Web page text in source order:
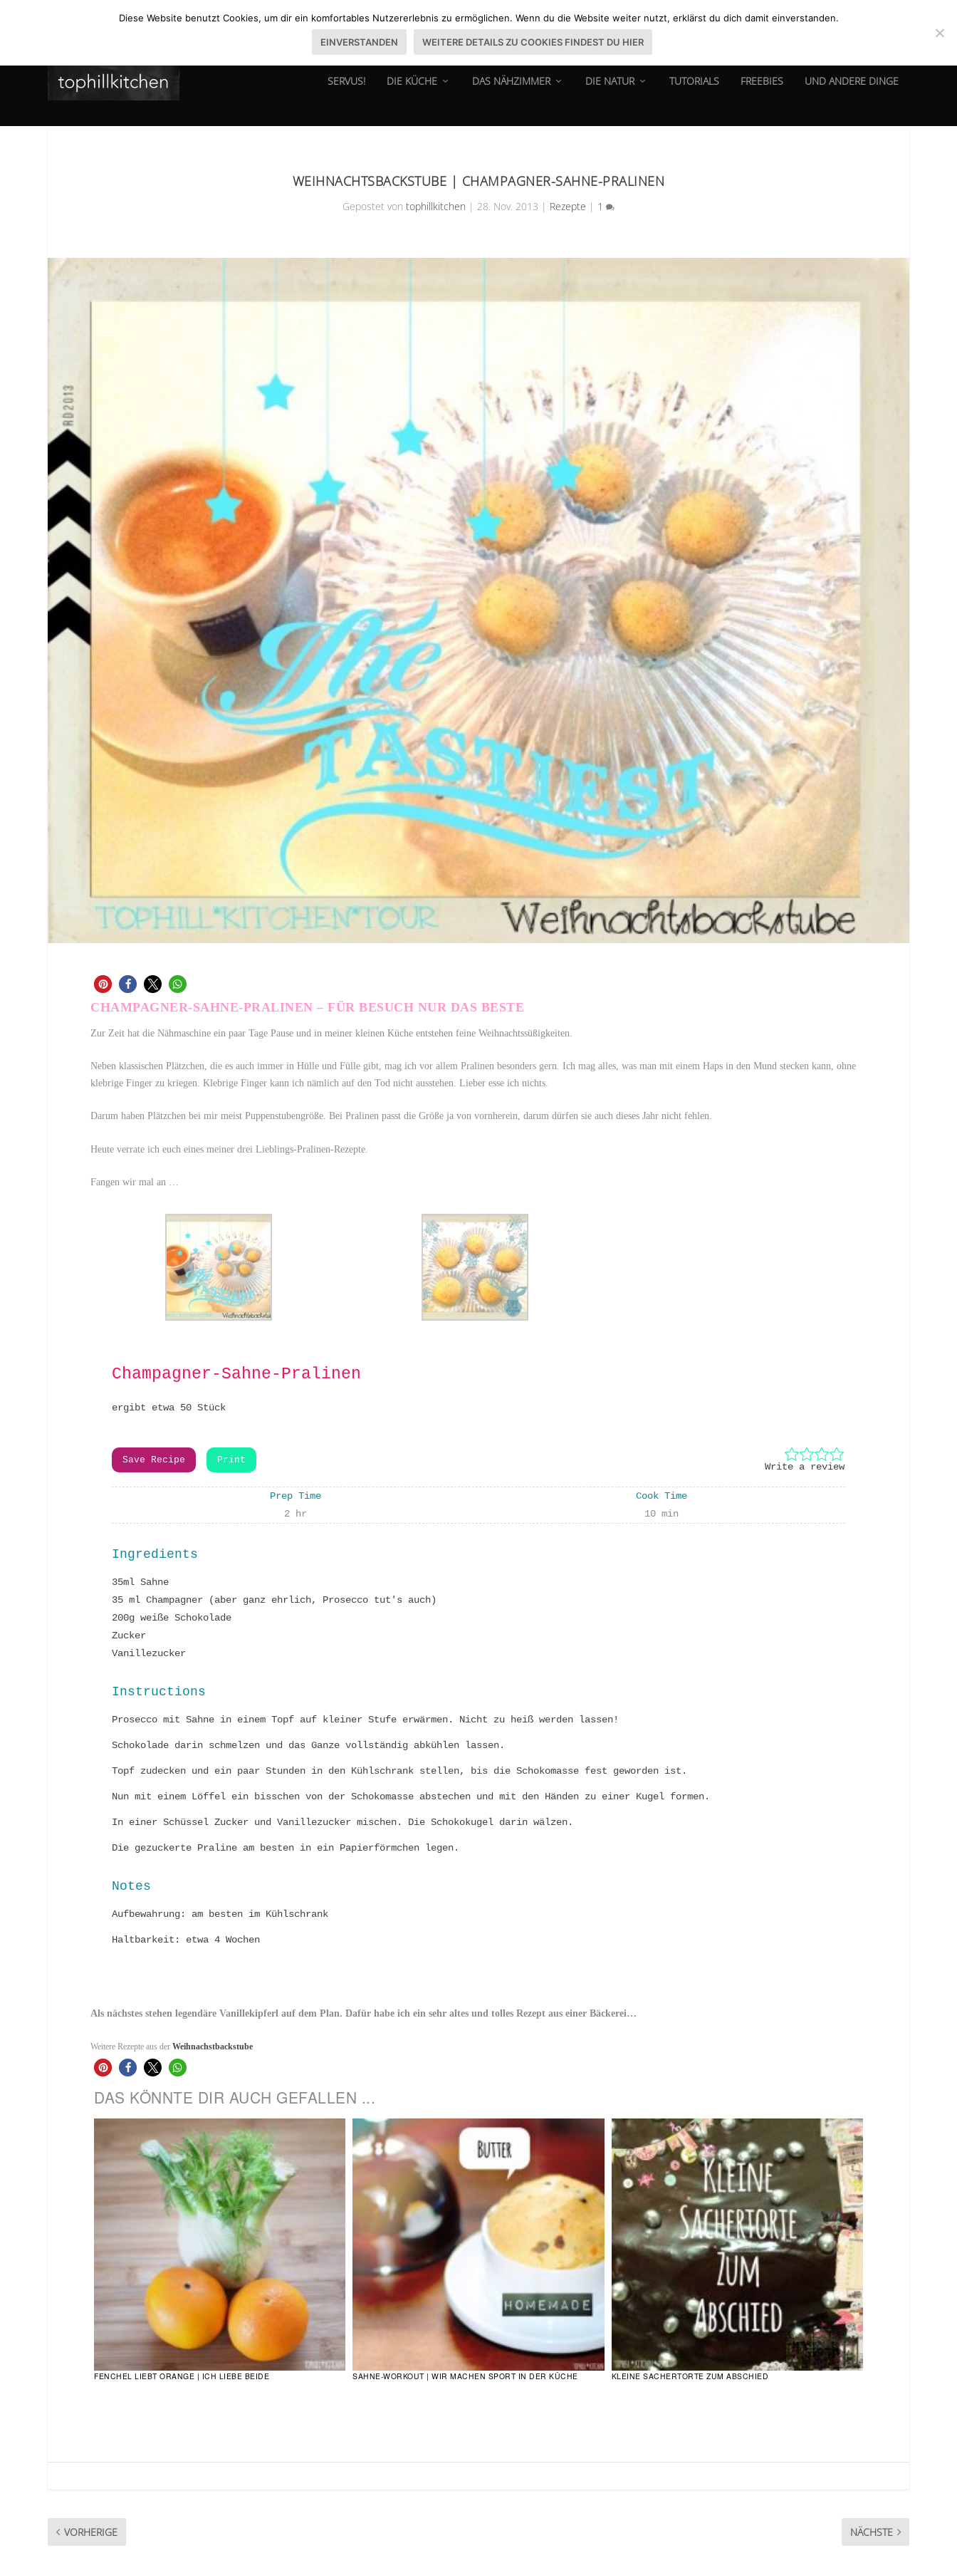
SERVUS! DIE KÜCHE DAS NÄHZIMMER DIE NATUR TUTORIALS FREEBIES UND ANDERE DINGE
WEIHNACHTSBACKSTUBE | CHAMPAGNER-SAHNE-PRALINEN
Gepostet von tophillkitchen | 28. Nov. 2013 | Rezepte | 1
CHAMPAGNER-SAHNE-PRALINEN – FÜR BESUCH NUR DAS BESTE
Zur Zeit hat die Nähmaschine ein paar Tage Pause und in meiner kleinen Küche entstehen feine Weihnachtssüßigkeiten.
Neben klassischen Plätzchen, die es auch immer in Hülle und Fülle gibt, mag ich vor allem Pralinen besonders gern. Ich mag alles, was man mit einem Haps in den Mund stecken kann, ohne
klebrige Finger zu kriegen. Klebrige Finger kann ich nämlich auf den Tod nicht ausstehen. Lieber esse ich nichts.
Darum haben Plätzchen bei mir meist Puppenstubengröße. Bei Pralinen passt die Größe ja von vornherein, darum dürfen sie auch dieses Jahr nicht fehlen.
Heute verrate ich euch eines meiner drei Lieblings-Pralinen-Rezepte.
Fangen wir mal an …
Champagner-Sahne-Pralinen
ergibt etwa 50 Stück
Write a review
Save Recipe Print
Prep Time
2 hr
Cook Time
10 min
Ingredients
35ml Sahne
35 ml Champagner (aber ganz ehrlich, Prosecco tut's auch)
200g weiße Schokolade
Zucker
Vanillezucker
Instructions
Prosecco mit Sahne in einem Topf auf kleiner Stufe erwärmen. Nicht zu heiß werden lassen!
Schokolade darin schmelzen und das Ganze vollständig abkühlen lassen.
Topf zudecken und ein paar Stunden in den Kühlschrank stellen, bis die Schokomasse fest geworden ist.
Nun mit einem Löffel ein bisschen von der Schokomasse abstechen und mit den Händen zu einer Kugel formen.
In einer Schüssel Zucker und Vanillezucker mischen. Die Schokokugel darin wälzen.
Die gezuckerte Praline am besten in ein Papierförmchen legen.
Notes
Aufbewahrung: am besten im Kühlschrank
Haltbarkeit: etwa 4 Wochen
Als nächstes stehen legendäre Vanillekipferl auf dem Plan. Dafür habe ich ein sehr altes und tolles Rezept aus einer Bäckerei…
Weitere Rezepte aus derWeihnachstbackstube
DAS KÖNNTE DIR AUCH GEFALLEN ...
FENCHEL LIEBT ORANGE | ICH LIEBE BEIDE SAHNE-WORKOUT | WIR MACHEN SPORT IN DER KÜCHE KLEINE SACHERTORTE ZUM ABSCHIED
VORHERIGE NÄCHSTE
Diese Website benutzt Cookies, um dir ein komfortables Nutzererlebnis zu ermöglichen. Wenn du die Website weiter nutzt, erklärst du dich damit einverstanden.
EINVERSTANDEN WEITERE DETAILS ZU COOKIES FINDEST DU HIER